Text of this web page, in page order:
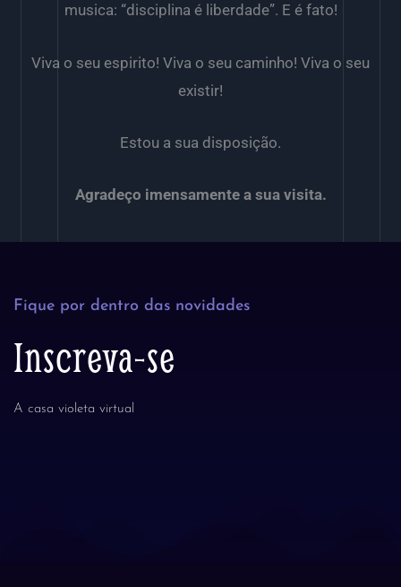
musica: “disciplina é liberdade”. E é fato!
Viva o seu espirito! Viva o seu caminho! Viva o seu
existir!
Estou a sua disposição.
Agradeço imensamente a sua visita.
Fique por dentro das novidades
Inscreva-se
A casa violeta virtual